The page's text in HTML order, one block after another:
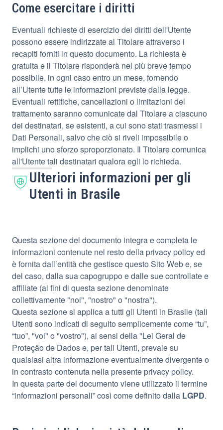
Come esercitare i diritti
Eventuali richieste di esercizio dei diritti dell'Utente
possono essere indirizzate al Titolare attraverso i
recapiti forniti in questo documento. La richiesta è
gratuita e il Titolare risponderà nel più breve tempo
possibile, in ogni caso entro un mese, fornendo
all’Utente tutte le informazioni previste dalla legge.
Eventuali rettifiche, cancellazioni o limitazioni del
trattamento saranno comunicate dal Titolare a ciascuno
dei destinatari, se esistenti, a cui sono stati trasmessi i
Dati Personali, salvo che ciò si riveli impossibile o
implichi uno sforzo sproporzionato. Il Titolare comunica
all'Utente tali destinatari qualora egli lo richieda.
Ulteriori informazioni per gli
Utenti in Brasile
Questa sezione del documento integra e completa le
informazioni contenute nel resto della privacy policy ed
è fornita dall’entità che gestisce questo Sito Web e, se
del caso, dalla sua capogruppo e dalle sue controllate e
affiliate (ai fini di questa sezione denominate
collettivamente "noi", "nostro" o "nostra").
Questa sezione si applica a tutti gli Utenti in Brasile (tali
Utenti sono indicati di seguito semplicemente come “tu”,
“tuo”, "voi" o "vostro"), ai sensi della "Lei Geral de
Proteção de Dados e, per tali Utenti, prevale su
qualsiasi altra informazione eventualmente divergente o
in contrasto contenuta nella presente privacy policy.
In questa parte del documento viene utilizzato il termine
“informazioni personali” così come definito dalla LGPD.